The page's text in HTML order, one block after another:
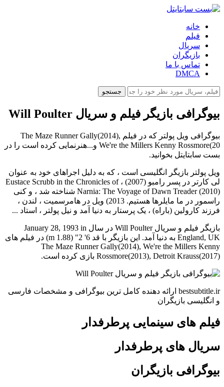
خانه
فیلم
سریال
بازیگران
تماس با ما
DMCA
جستجو
بیوگرافی بازیگر فیلم و سریال Will Poulter
بیوگرافی ویل پولتر که در فیلم The Maze Runner Gally(2014),
We're the Millers Kenny Rossmore(20 و...هنرنمایی کرده است را در
بست سابتایتل بخوانید.
ویل پولتر بازیگر انگلیسی است ، که به دلیل اجراهای خود به عنوان
لی کارتر در پسر رامبو (2007) ، Eustace Scrubb in the Chronicles of
Narnia: The Voyage of Dawn Treader (2010) شناخته شد ، و کنی
راسمور در ما مایلرها هستیم. 2013) ویل در هامرسمیت ، لندن ،
فرزند کارولین (باراه) ، یک پرستار به دنیا آمد و نیل پولتر ، استاد ...
بازیگر فیلم و سریال Will Poulter در سال January 28, 1993 in
England, UK به دنیا آمد. این بازیگر با قد 6' 2" (1.88 m) در فیلم های
The Maze Runner Gally(2014), We're the Millers Kenny
Rossmore(2013), Detroit Krauss(2017) بازی کرده است.
bestsubtitle.ir ارائه دهنده کامل ترین بیوگرافی و مشخصات فارسی
و انگلیسی بازیگران
فیلم های سینمایی پرطرفدار
سریال های پرطرفدار
بیوگرافی بازیگران